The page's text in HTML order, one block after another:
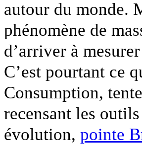
autour du monde.
phénomène de
d’arriver à
C’est pourtant ce
Consumption,
recensant les
évolution, pointe